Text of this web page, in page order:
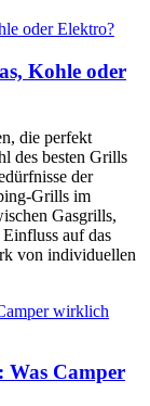
Kohle oder
die perfekt
des besten Grills
der
Grills im
Gasgrills,
auf das
von individuellen
Was Camper